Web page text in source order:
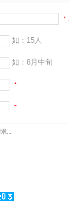
*
如：15人
如：8月中旬
*
*